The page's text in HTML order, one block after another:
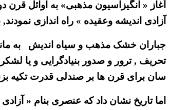
آغاز « انگیزاسیون مذهبی» به اوائل قرن
آزادی اندیشه وعقیده » راه اندازی
جباران خشک مذهب و سیاه اندیش به
تحریف , ترور و صدور بنیادگرایی و یا
سان برای قرن ها بر صندلی قدرت تکیه
اما تاریخ نشان داد که عنصری بنام «